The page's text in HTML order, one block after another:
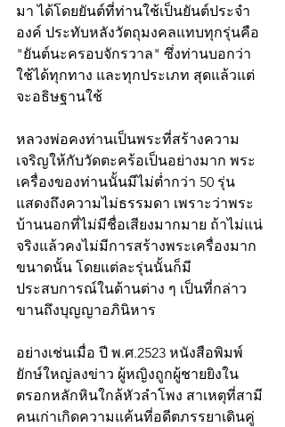
มา ได้โดยยันต์ที่ท่านใช้เป็นยันต์ประจำ
องค์ ประทับหลังวัตถุมงคลแทบทุกรุ่นคือ
"ยันต์นะครอบจักรวาล" ซึ่งท่านบอกว่า
ใช้ได้ทุกทาง และทุกประเภท สุดแล้วแต่
จะอธิษฐานใช้
หลวงพ่อคงท่านเป็นพระที่สร้างความ
เจริญให้กับวัดตะคร้อเป็นอย่างมาก พระ
เครื่องของท่านนั้นมีไม่ต่ำกว่า 50 รุ่น
แสดงถึงความไม่ธรรมดา เพราะว่าพระ
บ้านนอกที่ไม่มีชื่อเสียงมากมาย ถ้าไม่แน่
จริงแล้วคงไม่มีการสร้างพระเครื่องมาก
ขนาดนั้น โดยแต่ละรุ่นนั้นก็มี
ประสบการณ์ในด้านต่าง ๆ เป็นที่กล่าว
ขานถึงบุญญาอภินิหาร
อย่างเช่นเมื่อ ปี พ.ศ.2523 หนังสือพิมพ์
ยักษ์ใหญ่ลงข่าว ผู้หญิงถูกผู้ชายยิงใน
ตรอกหลักหินใกล้หัวลำโพง สาเหตุที่สามี
คนเก่าเกิดความแค้นที่อดีตภรรยาเดินคู่